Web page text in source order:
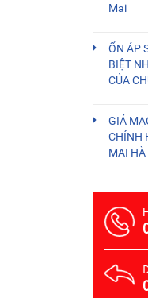
Mai
ỔN ÁP
BIỆT
CỦA
GIẢ
CHÍNH
MAI HÀ